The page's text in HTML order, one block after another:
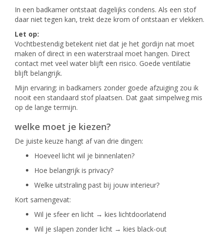
In een badkamer ontstaat dagelijks condens. Als een stof
daar niet tegen kan, trekt deze krom of ontstaan er vlekken.
Let op:
Vochtbestendig betekent niet dat je het gordijn nat moet
maken of direct in een waterstraal moet hangen. Direct
contact met veel water blijft een risico. Goede ventilatie
blijft belangrijk.
Mijn ervaring: in badkamers zonder goede afzuiging zou ik
nooit een standaard stof plaatsen. Dat gaat simpelweg mis
op de lange termijn.
welke moet je kiezen?
De juiste keuze hangt af van drie dingen:
Hoeveel licht wil je binnenlaten?
Hoe belangrijk is privacy?
Welke uitstraling past bij jouw interieur?
Kort samengevat:
Wil je sfeer en licht → kies lichtdoorlatend
Wil je slapen zonder licht → kies black-out